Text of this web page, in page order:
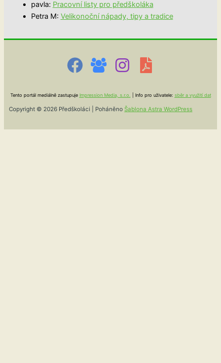
pavla: Pracovní listy pro předškoláka
Petra M: Velikonoční nápady, tipy a tradice
Tento portál mediálně zastupuje Impression Media, s.r.o. | Info pro uživatele: sběr a využití dat
Copyright © 2026 Předškoláci | Poháněno Šablona Astra WordPress